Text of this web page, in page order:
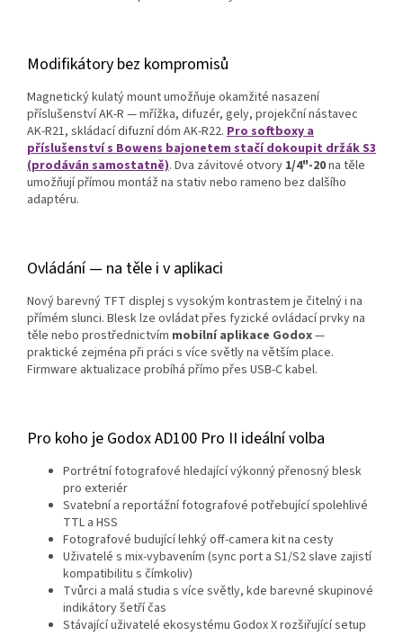
Modifikátory bez kompromisů
Magnetický kulatý mount umožňuje okamžité nasazení
příslušenství AK-R — mřížka, difuzér, gely, projekční nástavec
AK-R21, skládací difuzní dóm AK-R22. Pro softboxy a
příslušenství s Bowens bajonetem stačí dokoupit držák S3
(prodáván samostatně). Dva závitové otvory 1/4"-20na těle
umožňují přímou montáž na stativ nebo rameno bez dalšího
adaptéru.
Ovládání — na těle i v aplikaci
Nový barevný TFT displej s vysokým kontrastem je čitelný i na
přímém slunci. Blesk lze ovládat přes fyzické ovládací prvky na
těle nebo prostřednictvím mobilní aplikace Godox—
praktické zejména při práci s více světly na větším place.
Firmware aktualizace probíhá přímo přes USB-C kabel.
Pro koho je Godox AD100 Pro II ideální volba
Portrétní fotografové hledající výkonný přenosný blesk
pro exteriér
Svatební a reportážní fotografové potřebující spolehlivé
TTL a HSS
Fotografové budující lehký off-camera kit na cesty
Uživatelé s mix-vybavením (sync port a S1/S2 slave zajistí
kompatibilitu s čímkoliv)
Tvůrci a malá studia s více světly, kde barevné skupinové
indikátory šetří čas
Stávající uživatelé ekosystému Godox X rozšiřující setup